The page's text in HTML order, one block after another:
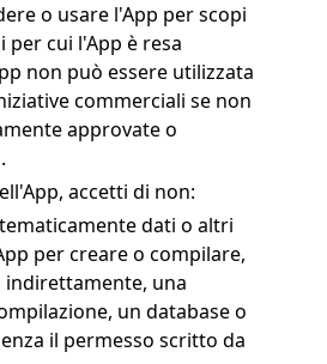
o usare l'App per scopi
per cui l'App è resa
non può essere utilizzata
commerciali se non
approvate o
accetti di non:
dati o altri
per creare o compilare,
una
un database o
il permesso scritto da